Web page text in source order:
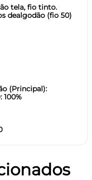
tela, fio tinto.
dealgodão (fio 50)
(Principal):
100%